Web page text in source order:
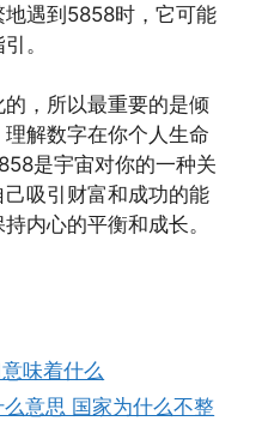
遇到5858时，它可能
。
，所以最重要的是倾
解数字在你个人生命
是宇宙对你的一种关
吸引财富和成功的能
内心的平衡和成长。
味着什么
意思 国家为什么不整